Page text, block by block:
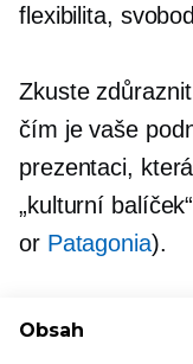
flexibilita,
Zkuste
čím je vaše
prezentaci,
„kulturní
or Patagonia).
Přijměte svou
Obsah